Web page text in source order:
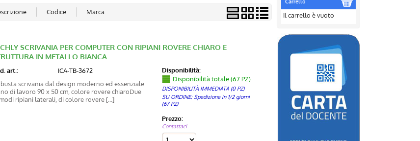
SCRIVANIA PER COMPUTER CON RIPIANI ROVERE CHIARO E
IN METALLO BIANCA
art.:
ICA-TB-3672
scrivania dal design moderno ed essenziale
di lavoro 90 x 50 cm, colore rovere chiaroDue
ripiani laterali, di colore rovere [...]
Disponibilità:
Disponibilità totale (67 PZ)
DISPONIBILITÀ IMMEDIATA (0 PZ)
SU ORDINE: Spedizione in 1/2 giorni
(67 PZ)
Prezzo:
Contattaci
Carrello
Il carrello è vuoto